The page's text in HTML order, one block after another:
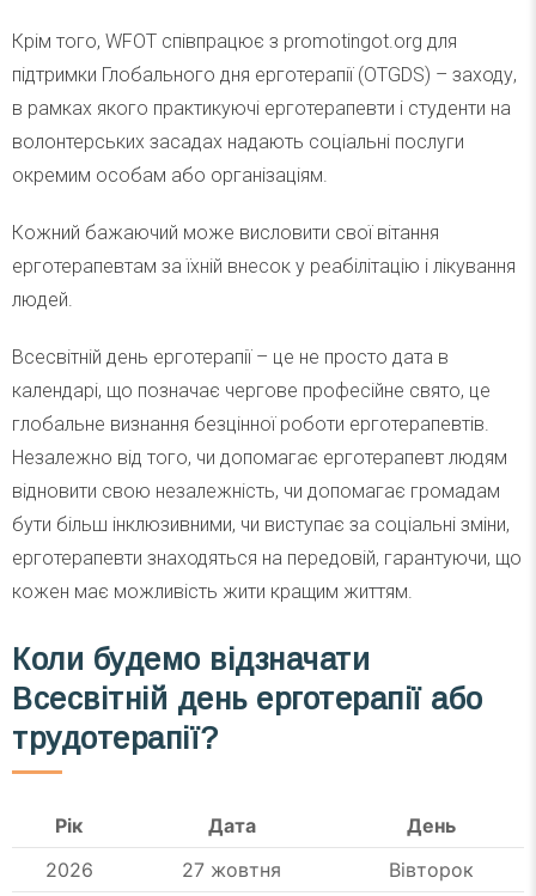
Крім того, WFOT співпрацює з promotingot.org для
підтримки Глобального дня ерготерапії (OTGDS) – заходу,
в рамках якого практикуючі ерготерапевти і студенти на
волонтерських засадах надають соціальні послуги
окремим особам або організаціям.
Кожний бажаючий може висловити свої вітання
ерготерапевтам за їхній внесок у реабілітацію і лікування
людей.
Всесвітній день ерготерапії – це не просто дата в
календарі, що позначає чергове професійне свято, це
глобальне визнання безцінної роботи ерготерапевтів.
Незалежно від того, чи допомагає ерготерапевт людям
відновити свою незалежність, чи допомагає громадам
бути більш інклюзивними, чи виступає за соціальні зміни,
ерготерапевти знаходяться на передовій, гарантуючи, що
кожен має можливість жити кращим життям.
Коли будемо відзначати
Всесвітній день ерготерапії або
трудотерапії?
Рік Дата
День
2026
27 жовтня
Вівторок